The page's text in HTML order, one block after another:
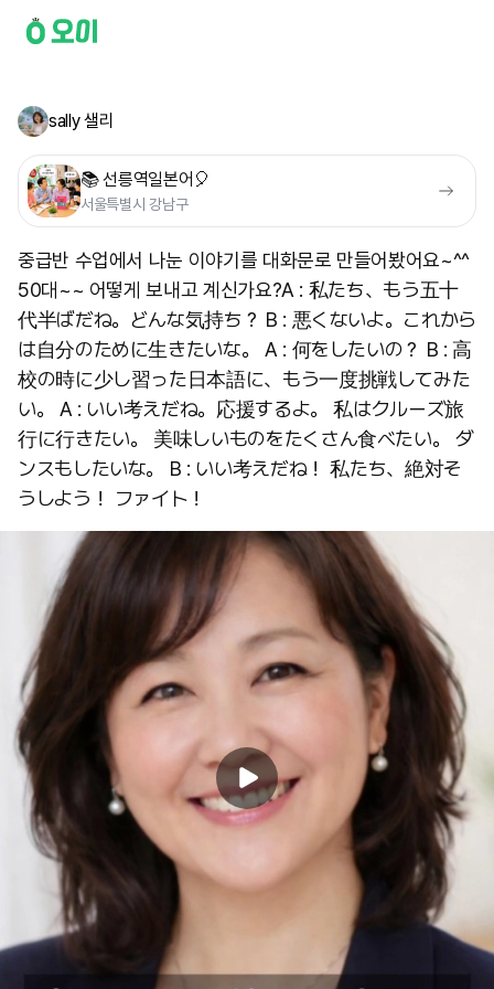
sally 샐리
📚 선릉역일본어🎈
서울특별시 강남구
중급반 수업에서 나눈 이야기를 대화문로 만들어봤어요~^^
50대~~ 어떻게 보내고 계신가요? ​A : 私たち、もう五十
代半ばだね。どんな気持ち？ B : 悪くないよ。これから
は自分のために生きたいな。 A : 何をしたいの？ B : 高
校の時に少し習った日本語に、もう一度挑戦してみた
い。 A : いい考えだね。応援するよ。 私はクルーズ旅
行に行きたい。 美味しいものをたくさん食べたい。 ダ
ンスもしたいな。 B : いい考えだね！ 私たち、絶対そ
うしよう！ ファイト！